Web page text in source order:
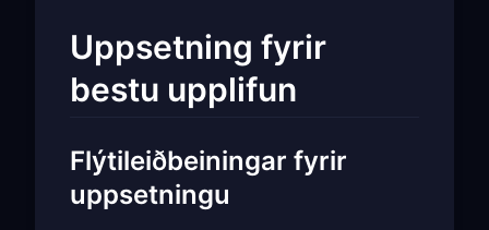
Uppsetning fyrir
bestu upplifun
Flýtileiðbeiningar fyrir
uppsetningu